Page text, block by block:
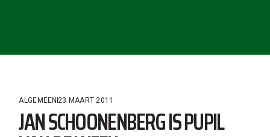
ALGEMEEN 23 MAART 2011
JAN SCHOONENBERG IS PUPIL